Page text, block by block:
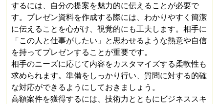
するには、自分の提案を魅力的に伝えることが必要で
す。プレゼン資料を作成する際には、わかりやすく簡潔
に伝えることを心がけ、視覚的にも工夫します。相手に
「この人と仕事がしたい」と思わせるような熱意や自信
を持ってプレゼンすることが重要です。
相手のニーズに応じて内容をカスタマイズする柔軟性も
求められます。準備をしっかり行い、質問に対する的確
な対応ができるようにしておきましょう。
高額案件を獲得するには、技術力とともにビジネススキ